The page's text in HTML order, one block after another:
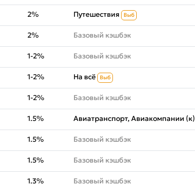
2% Путешествия Выб
2% Базовый кэшбэк
1-2% Базовый кэшбэк
1-2% На всё Выб
1-2% Базовый кэшбэк
1.5% Авиатранспорт, Авиакомпании (к)
1.5% Базовый кэшбэк
1.5% Базовый кэшбэк
1.3% Базовый кэшбэк